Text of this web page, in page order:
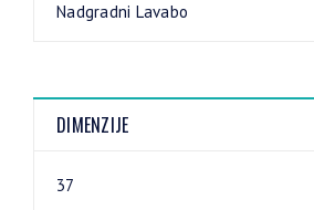
Nadgradni Lavabo
DIMENZIJE
37